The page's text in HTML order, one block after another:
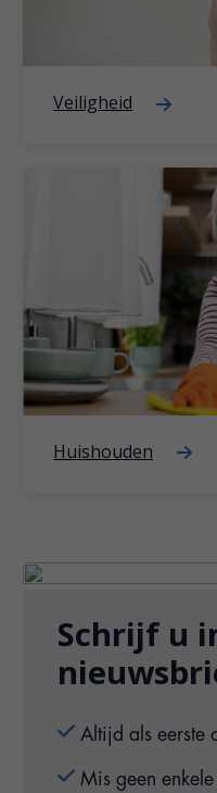
Veiligheid
Huishouden
Schrijf u
Altijd als eerste
Mis geen